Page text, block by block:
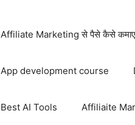
Affiliate Marketing से पैसे कैसे कमाए
App development course
Best AI Tools Affiliaite